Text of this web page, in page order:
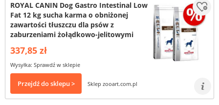
ROYAL CANIN Dog Gastro Intestinal Low
Fat 12 kg sucha karma o obniżonej
zawartości tłuszczu dla psów z
zaburzeniami żołądkowo-jelitowymi
337,85 zł
Wysyłka: Sprawdź w sklepie
Przejdź do sklepu > Sklep zooart.com.pl